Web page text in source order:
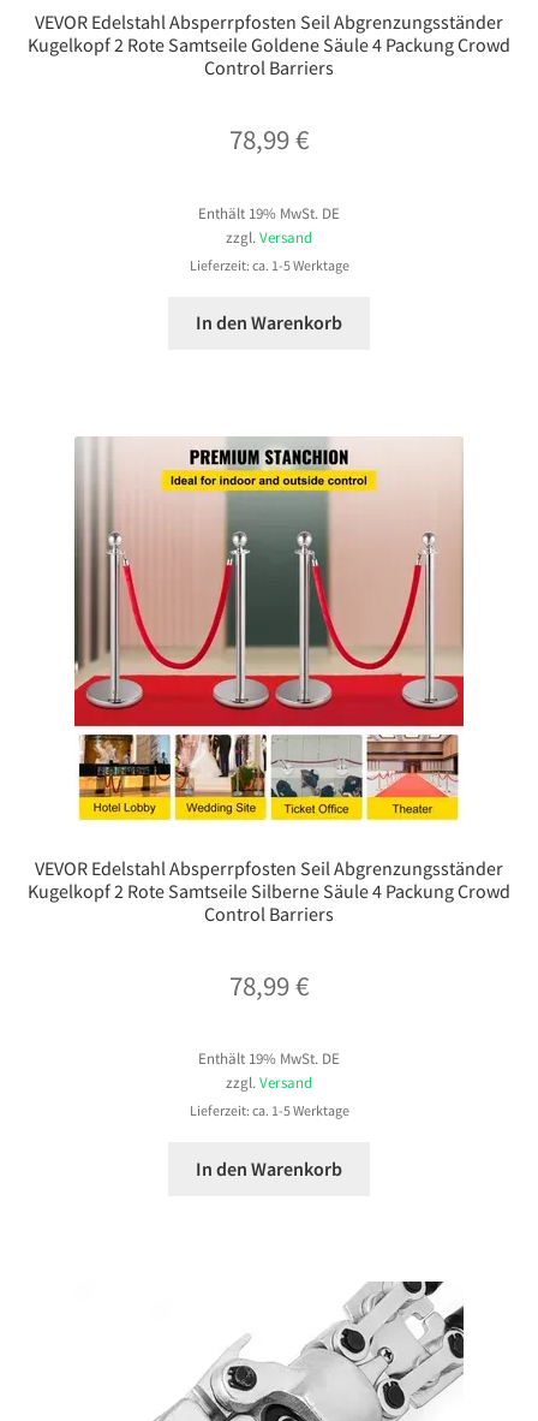
VEVOR Edelstahl Absperrpfosten Seil Abgrenzungsständer
Kugelkopf 2 Rote Samtseile Goldene Säule 4 Packung Crowd
Control Barriers
78,99€
Enthält 19% MwSt. DE
zzgl. Versand
Lieferzeit: ca. 1-5 Werktage
In den Warenkorb
VEVOR Edelstahl Absperrpfosten Seil Abgrenzungsständer
Kugelkopf 2 Rote Samtseile Silberne Säule 4 Packung Crowd
Control Barriers
78,99€
Enthält 19% MwSt. DE
zzgl. Versand
Lieferzeit: ca. 1-5 Werktage
In den Warenkorb